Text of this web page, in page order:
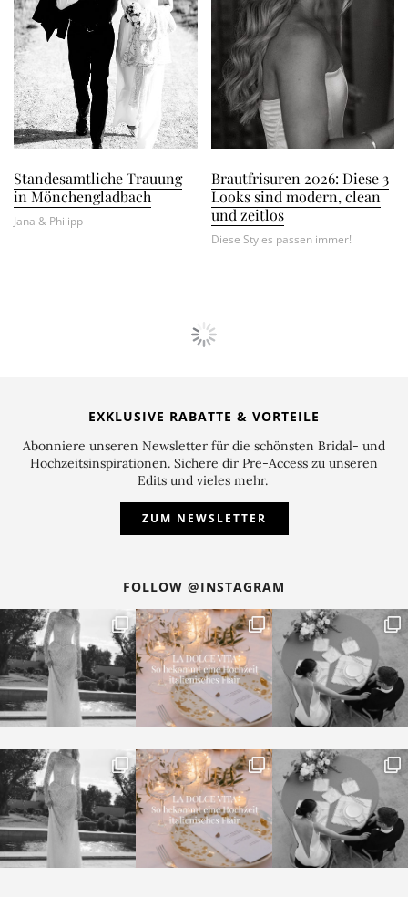
Standesamtliche Trauung
in Mönchengladbach
Jana & Philipp
Brautfrisuren 2026: Diese 3
Looks sind modern, clean
und zeitlos
Diese Styles passen immer!
ADVERTORIAL,
Romantische Hochzeitspapeterie 2026 – die neuen
Trends mit Kartenliebe.
2026 wird ein Jahr der modernen Romantik – zart,
filigrane Illustrationen, französisch angehauchte Details
und Formen, die wie kleine Designobjekte wirken.
Genau hier setzt Kartenliebean – mit Papeterie, die
nicht nur optisch ein Hingucker ist, sondern auch in
ihrer Qualität überzeugt. Alle Designs werden in
hochwertigen Materialien und schnellen Lieferzeiten,
sodass Paare sich auf ein perfektes Ergebnis verlassen
können.
Besonders charakteristisch für Kartenliebe ist der
durchgängige rote Faden: Ein einmal gewähltes Design